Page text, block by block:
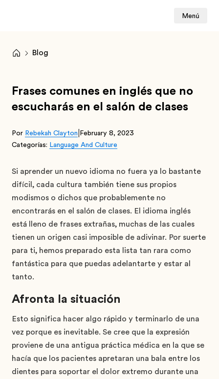
Menú
Blog
Frases comunes en inglés que no
escucharás en el salón de clases
Por Rebekah Clayton February 8, 2023
Categorías: Language And Culture
Si aprender un nuevo idioma no fuera ya lo bastante
difícil, cada cultura también tiene sus propios
modismos o dichos que probablemente no
encontrarás en el salón de clases. El idioma inglés
está lleno de frases extrañas, muchas de las cuales
tienen un origen casi imposible de adivinar. Por suerte
para ti, hemos preparado esta lista tan rara como
fantástica para que puedas adelantarte y estar al
tanto.
Afronta la situación
Esto significa hacer algo rápido y terminarlo de una
vez porque es inevitable. Se cree que la expresión
proviene de una antigua práctica médica en la que se
hacía que los pacientes apretaran una bala entre los
dientes para soportar el dolor extremo durante una